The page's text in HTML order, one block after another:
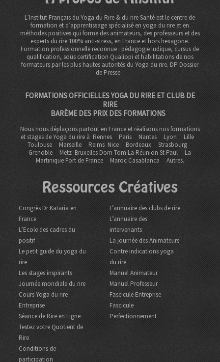
L’Institut Français du Yoga du Rire & du rire Santé est le centre de
formation et d’apprentissage spécialisé en yoga du rire et en
méthodes positives qui forme des animateurs, des professeurs et des
experts du rire 100% anti-stress, en France et hors hexagone.
Formation professionnelle reconnue : pédagogie ludique, cursus de
qualification, sous certification Qualiopi et habilitations de nos
formateurs par les plus hautes autorités du Yoga du rire. DPDossier
de Presse
FORMATIONS OFFICIELLES YOGA DU RIRE ET CLUB DE
RIRE
BARÈME DES PRIX DES FORMATIONS
Nous nous déplaçons partout en France et réalisons nos formations
et stages de Yoga du rire à Rennes Paris Nantes Lyon
Lille
Toulouse
Marseille Reims Nice Bordeaux
Strasbourg
Grenoble
Metz Bruxelles Dom TomLa Réunion St Paul
La
Martinique Fort de France
Maroc Casablanca Autres.
Ressources Créatives
Congrès Dr Kataria en
France
L’Ecole des cadres du
positif
Le petit guide du yoga du
rire
Les stages inspirants
Journée mondiale du rire
Cours Yoga du rire
Entreprise
Séance de Rire en Ligne
Testez votre Quotient de
Rire
Conditions de
participation
L’annuaire des clubs de rire
L’annuaire des
intervenants
La journée des Animateurs
Contre indications yoga
du rire
Manuel Animateur
Manuel Professeur
Fascicule Entreprise
Fascicule
Perfectionnement